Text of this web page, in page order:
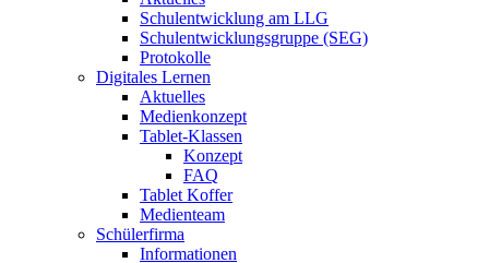
Schulentwicklung am LLG
Schulentwicklungsgruppe (SEG)
Protokolle
Digitales Lernen
Aktuelles
Medienkonzept
Tablet-Klassen
Konzept
FAQ
Tablet Koffer
Medienteam
Schülerfirma
Informationen